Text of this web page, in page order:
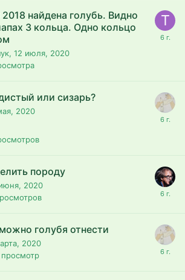
найдена голубь. Видно
3 кольца. Одно кольцо
12 июля, 2020
или сизарь?
2020
породу
2020
голубя отнести
2020
просмотр